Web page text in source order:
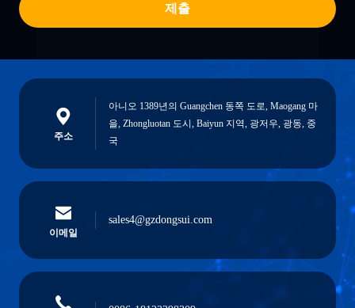
제출
주소
아니오 1389년의 Guangchen 동쪽 도로, Maogang 마
을, Zhongluotan 도시, Baiyun 지역, 광저우, 광동, 중
국
이메일
sales4@gzdongsui.com